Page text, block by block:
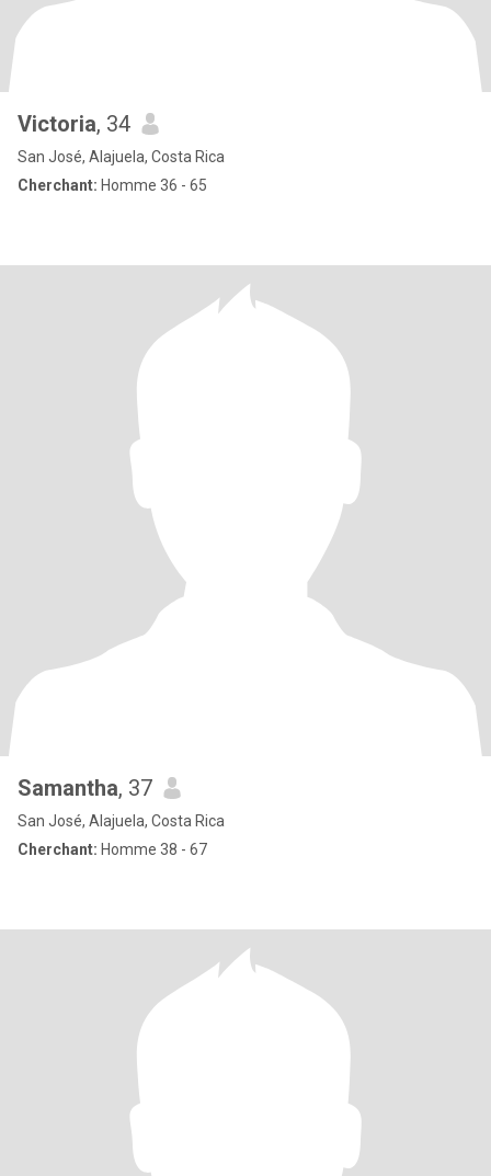
Victoria, 34
San José, Alajuela, Costa Rica
Cherchant: Homme 36 - 65
Samantha, 37
San José, Alajuela, Costa Rica
Cherchant: Homme 38 - 67